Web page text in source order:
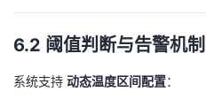
6.2 阈值判断与告警机制
系统支持 动态温度区间配置：